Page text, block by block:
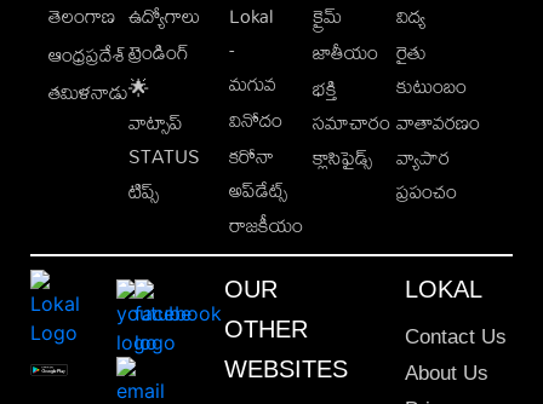
తెలంగాణ
ఆంధ్రప్రదేశ్
తమిళనాడు
ఉద్యోగాలు
ట్రెండింగ్
🌟
వాట్సాప్
STATUS
టిప్స్
Lokal
-
మగువ
వినోదం
కరోనా
అప్‌డేట్స్
రాజకీయం
క్రైమ్
జాతీయం
భక్తి
సమాచారం
క్లాసిఫైడ్స్
విద్య
రైతు
కుటుంబం
వాతావరణం
వ్యాపార
ప్రపంచం
OUR
OTHER
WEBSITES
LOKAL
Contact Us
About Us